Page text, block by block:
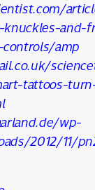
and-
amp
tattoos-
wp-
2012/11/